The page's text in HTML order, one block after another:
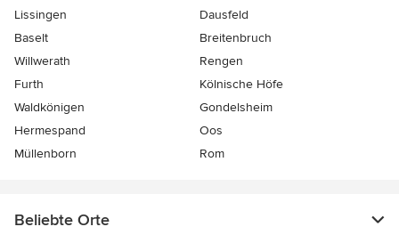
Lissingen
Dausfeld
Baselt
Breitenbruch
Willwerath
Rengen
Furth
Kölnische Höfe
Waldkönigen
Gondelsheim
Hermespand
Oos
Müllenborn
Rom
Beliebte Orte